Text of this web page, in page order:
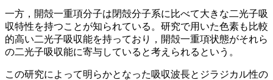
一方，開殻一重項分子は閉殻分子系に比べて大きな二光子吸
収特性を持つことが知られている。研究で用いた色素も比較
的高い二光子吸収能を持っており，開殻一重項状態がそれら
の二光子吸収能に寄与していると考えられるという。
この研究によって明らかとなった吸収波長とジラジカル性の